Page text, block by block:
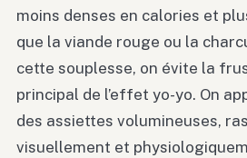
moins denses en calories et
que la viande rouge ou la
cette souplesse, on évite la
principal de l’effet yo-yo. On
des assiettes volumineuses,
visuellement et